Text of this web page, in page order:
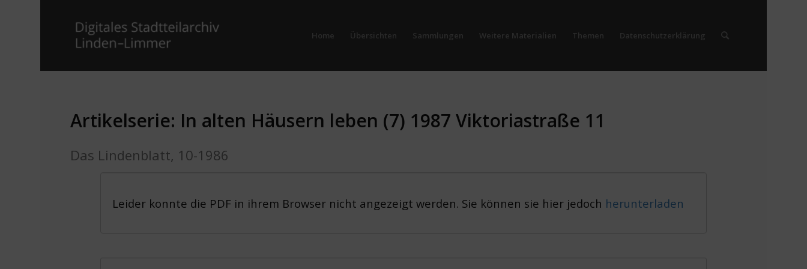
Home Übersichten Sammlungen Weitere Materialien Themen Datenschutzerklärung
Artikelserie: In alten Häusern leben (7) 1987 Viktoriastraße 11
Das Lindenblatt, 10-1986
Leider konnte die PDF in ihrem Browser nicht angezeigt werden. Sie können sie hier jedoch herunterladen